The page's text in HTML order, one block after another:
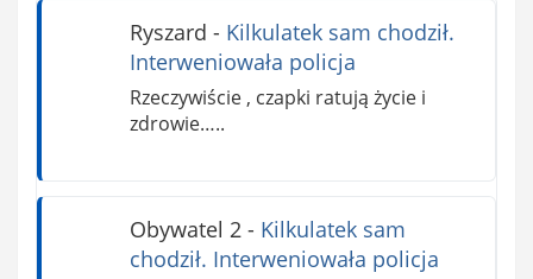
Ryszard - Kilkulatek sam chodził.
Interweniowała policja
Rzeczywiście , czapki ratują życie i
zdrowie…..
Obywatel 2- Kilkulatek sam
chodził. Interweniowała policja